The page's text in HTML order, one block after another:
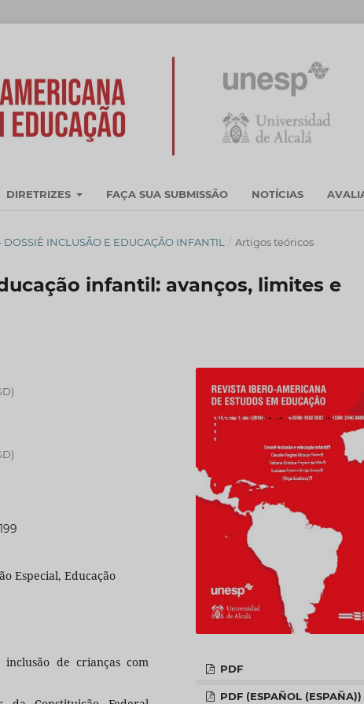
DIRETRIZES FAÇA SUA SUBMISSÃO NOTÍCIAS
DOSSIÊ INCLUSÃO E EDUCAÇÃO INFANTIL / Artigos teóricos
infantil: avanços, limites e
Especial, Educação
de crianças com PDF
PDF (ESPAÑOL (ESPAÑA))